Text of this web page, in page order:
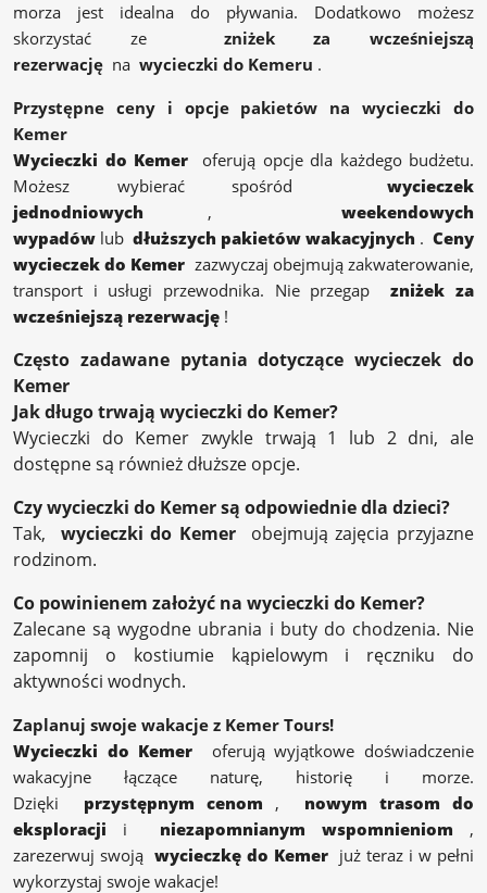
morza jest idealna do pływania. Dodatkowo możesz
skorzystać ze zniżek za wcześniejszą
rezerwację na wycieczki do Kemeru .
Przystępne ceny i opcje pakietów na wycieczki do
Kemer
Wycieczki do Kemer oferują opcje dla każdego budżetu.
Możesz wybierać spośród wycieczek
jednodniowych , weekendowych
wypadów lub dłuższych pakietów wakacyjnych . Ceny
wycieczek do Kemer zazwyczaj obejmują zakwaterowanie,
transport i usługi przewodnika. Nie przegapzniżek za
wcześniejszą rezerwację !
Często zadawane pytania dotyczące wycieczek do
Kemer
Jak długo trwają wycieczki do Kemer?
Wycieczki do Kemer zwykle trwają 1 lub 2 dni, ale
dostępne są również dłuższe opcje.
Czy wycieczki do Kemer są odpowiednie dla dzieci?
Tak, wycieczki do Kemer obejmują zajęcia przyjazne
rodzinom.
Co powinienem założyć na wycieczki do Kemer?
Zalecane są wygodne ubrania i buty do chodzenia. Nie
zapomnij o kostiumie kąpielowym i ręczniku do
aktywności wodnych.
Zaplanuj swoje wakacje z Kemer Tours!
Wycieczki do Kemer oferują wyjątkowe doświadczenie
wakacyjne łączące naturę, historię i morze.
Dzięki przystępnym cenom , nowym trasom do
eksploracji i niezapomnianym wspomnieniom ,
zarezerwuj swoją wycieczkę do Kemer już teraz i w pełni
wykorzystaj swoje wakacje!